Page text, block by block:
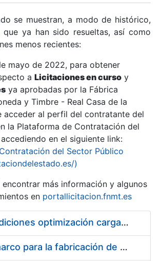
se muestran, a modo de histórico,
que ya han sido resueltas, así como
menos recientes:
mayo de 2022, para obtener
a Licitaciones en curso y
ya aprobadas por la Fábrica
y Timbre - Real Casa de la
acceder al perfil del contratante del
la Plataforma de Contratación del
en el siguiente link:
del Sector Público
)
encontrar más información y algunos
en portallicitacion.fnmt.es
Pliego condiciones optimización cargas compras firmado
Acuerdo marco para la fabricación de piezas